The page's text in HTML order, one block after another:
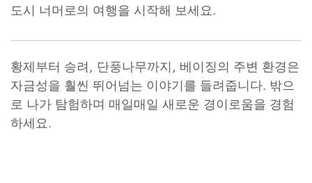
도시 너머로의 여행을 시작해 보세요.
황제부터 승려, 단풍나무까지, 베이징의 주변 환경은
자금성을 훨씬 뛰어넘는 이야기를 들려줍니다. 밖으
로 나가 탐험하며 매일매일 새로운 경이로움을 경험
하세요.